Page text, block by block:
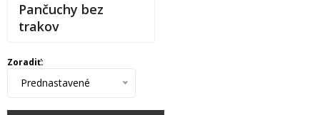
Pančuchy bez
trakov
Zoradiť:
Prednastavené